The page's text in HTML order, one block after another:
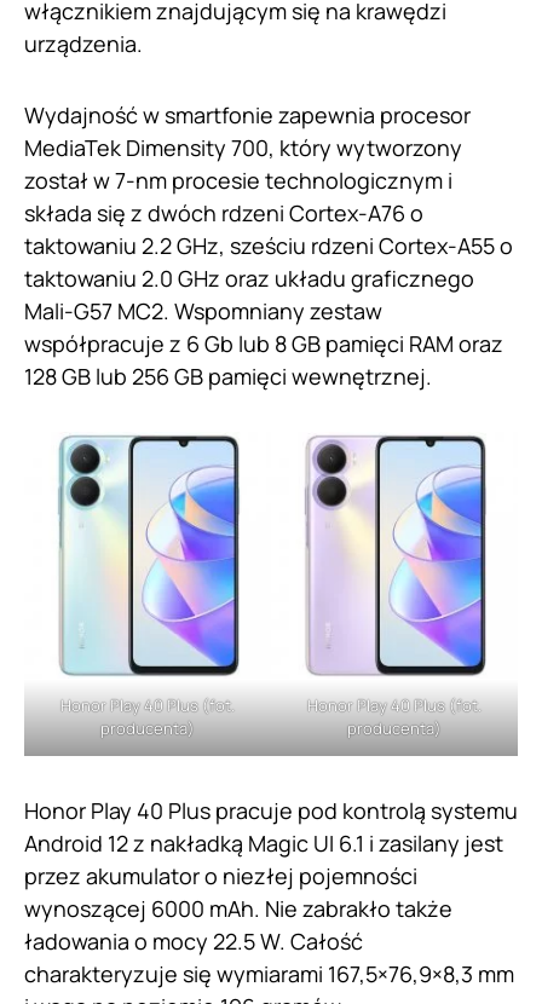
włącznikiem znajdującym się na krawędzi
urządzenia.
Wydajność w smartfonie zapewnia procesor
MediaTek Dimensity 700, który wytworzony
został w 7-nm procesie technologicznym i
składa się z dwóch rdzeni Cortex-A76 o
taktowaniu 2.2 GHz, sześciu rdzeni Cortex-A55 o
taktowaniu 2.0 GHz oraz układu graficznego
Mali-G57 MC2. Wspomniany zestaw
współpracuje z 6 Gb lub 8 GB pamięci RAM oraz
128 GB lub 256 GB pamięci wewnętrznej.
Honor Play 40 Plus (fot.
producenta)
Honor Play 40 Plus (fot.
producenta)
Honor Play 40 Plus pracuje pod kontrolą systemu
Android 12 z nakładką Magic UI 6.1 i zasilany jest
przez akumulator o niezłej pojemności
wynoszącej 6000 mAh. Nie zabrakło także
ładowania o mocy 22.5 W. Całość
charakteryzuje się wymiarami 167,5×76,9×8,3 mm